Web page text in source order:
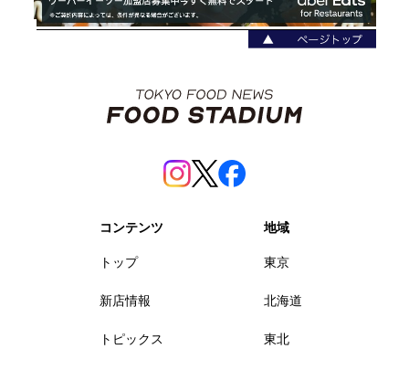
コンテンツ
トップ
新店情報
トピックス
地域
東京
北海道
東北